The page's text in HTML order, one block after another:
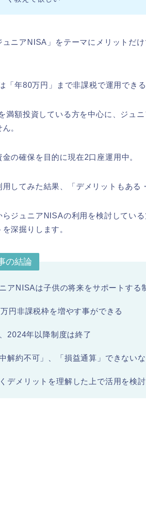
ュニアNISA」をテーマにメリットだ
「年80万円」まで非課税で運用できる
満額投資している方を中心に、ジュ
。
の確保を目的に現在2口座運用中。
してみた結果、「デメリットもある
らジュニアNISAの利用を検討してい
深掘りします。
の結論
アNISAは子供の将来をサポートする
円非課税枠を増やす事ができる
2024年以降制度は終了
解約不可」、「損益通算」できない
デメリットを理解した上で活用を検討